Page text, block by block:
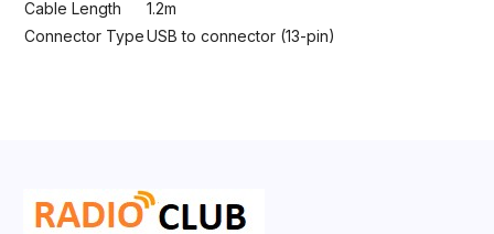
Cable Length
1.2m
Connector TypeUSB to connector (13-pin)